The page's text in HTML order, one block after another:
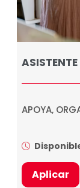
APOYA,
Aplicar